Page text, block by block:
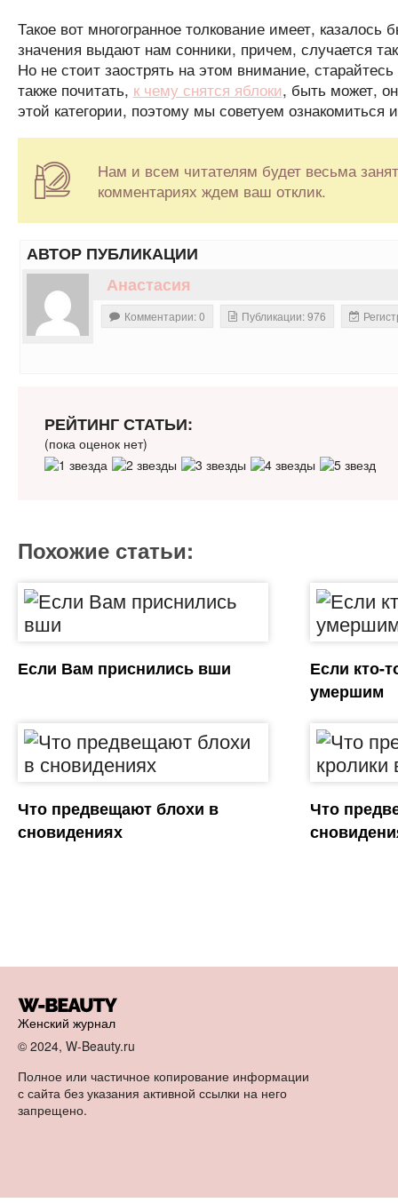
Такое вот многогранное толкование имеет,
значения выдают нам сонники, причем, случается
Но не стоит заострять на этом внимание,
также почитать, к чему снятся яблоки, быть может,
этой категории, поэтому мы советуем ознакомиться
Нам и всем читателям будет весьма
комментариях ждем ваш отклик.
АВТОР ПУБЛИКАЦИИ
Анастасия
Комментарии: 0 Публикации: 976
РЕЙТИНГ СТАТЬИ:
(пока оценок нет)
Похожие статьи:
Если Вам приснились вши
Если кто-
умершим
Что предвещают блохи в
сновидениях
Что
Женский журнал
© 2024, W-Beauty.ru
Полное или частичное копирование информации
с сайта без указания активной ссылки на него
запрещено.